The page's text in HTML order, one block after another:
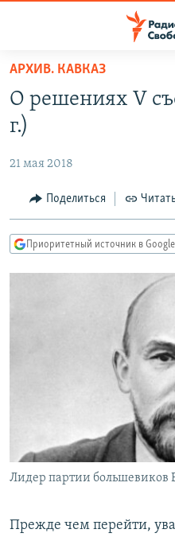
упрощенного
доступа
Вернуться
основному
Вернутся
главной
навигации
Вернутся
ПОДКАСТЫ
АВТОРСКИЕ ПРОЕКТЫ
ЦИТАТЫ СВОБОДЫ
МНЕНИЯ
IDEL.РЕАЛИИ
РАСПИСАНИЕ ВЕЩАНИЯ
ПОДПИШИТЕСЬ НА
СОЦИАЛЬНЫЕ СЕТИ
АРХИВ. КАВКАЗ
О решениях V
г.)
21 мая 2018
Поделиться
Приоритетный источник в Google
Лидер партии большевиков
Прежде чем перейти,